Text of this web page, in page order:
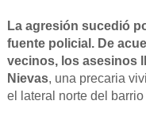
La agresión sucedió
fuente policial. De
vecinos, los asesinos
Nievas, una precaria
el lateral norte del